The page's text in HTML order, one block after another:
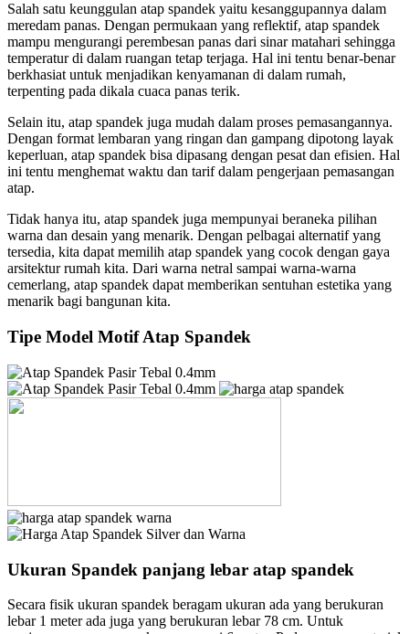
Salah satu keunggulan atap spandek yaitu kesanggupannya dalam
meredam panas. Dengan permukaan yang reflektif, atap spandek
mampu mengurangi perembesan panas dari sinar matahari sehingga
temperatur di dalam ruangan tetap terjaga. Hal ini tentu benar-benar
berkhasiat untuk menjadikan kenyamanan di dalam rumah,
terpenting pada dikala cuaca panas terik.
Selain itu, atap spandek juga mudah dalam proses pemasangannya.
Dengan format lembaran yang ringan dan gampang dipotong layak
keperluan, atap spandek bisa dipasang dengan pesat dan efisien. Hal
ini tentu menghemat waktu dan tarif dalam pengerjaan pemasangan
atap.
Tidak hanya itu, atap spandek juga mempunyai beraneka pilihan
warna dan desain yang menarik. Dengan pelbagai alternatif yang
tersedia, kita dapat memilih atap spandek yang cocok dengan gaya
arsitektur rumah kita. Dari warna netral sampai warna-warna
cemerlang, atap spandek dapat memberikan sentuhan estetika yang
menarik bagi bangunan kita.
Tipe Model Motif Atap Spandek
Ukuran Spandek panjang lebar atap spandek
Secara fisik ukuran spandek beragam ukuran ada yang berukuran
lebar 1 meter ada juga yang berukuran lebar 78 cm. Untuk